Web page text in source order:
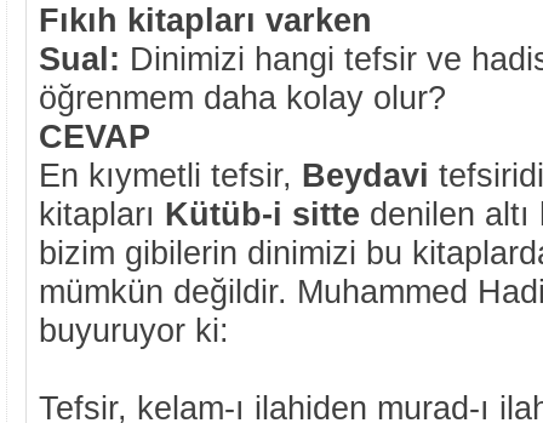
Fıkıh kitapları varken
Sual: Dinimizi hangi tefsir ve
öğrenmem daha kolay olur?
CEVAP
En kıymetli tefsir, Beydavi
kitapları Kütüb-i sitte denilen altı
bizim gibilerin dinimizi bu
mümkün değildir. Muhammed
buyuruyor ki:
Tefsir, kelam-ı ilahiden murad-ı